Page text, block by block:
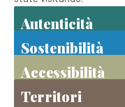
Autenticità
Sostenibilità
Accessibilità
Territori